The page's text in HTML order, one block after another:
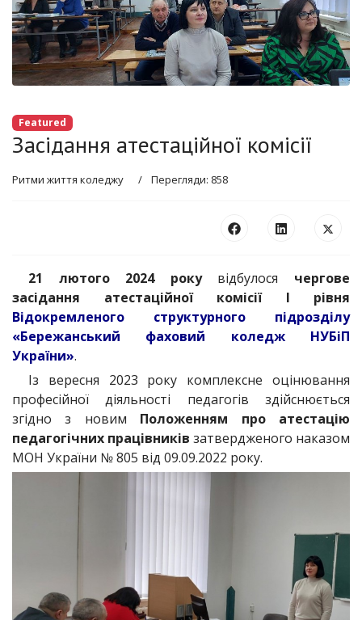
Featured
Засідання атестаційної комісії
Ритми життя коледжу Перегляди: 858
21 лютого 2024 рокувідбулося чергове
засідання атестаційної комісії І рівня
Відокремленого структурного підрозділу
«Бережанський фаховий коледж НУБіП
України».
Із вересня 2023 року комплексне оцінювання
професійної діяльності педагогів здійснюється
згідно з новим Положенням про атестацію
педагогічних працівників затвердженого наказом
МОН України № 805 від 09.09.2022 року.